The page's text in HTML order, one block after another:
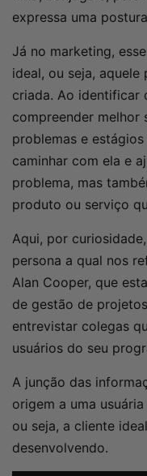
expressa uma
Já no marketing,
ideal, ou seja,
criada. Ao identificar
compreender melhor
problemas e
caminhar com ela e
problema, mas
produto ou serviço
Aqui, por
persona a qual nos
Alan Cooper, que
de gestão de
entrevistar colegas
usuários do seu
A junção das
origem a uma
ou seja, a cliente
desenvolvendo.